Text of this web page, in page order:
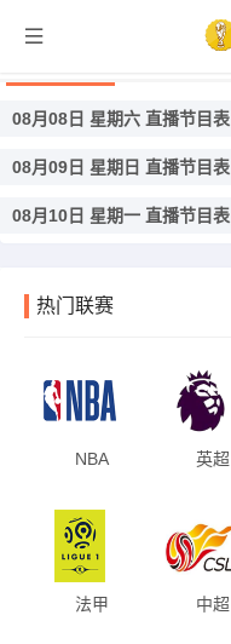
08月08日 星期六 直播节目表
08月09日 星期日 直播节目表
08月10日 星期一 直播节目表
热门联赛
NBA 英超
法甲 中超